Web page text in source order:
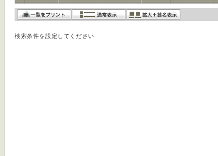
検索条件を設定してください